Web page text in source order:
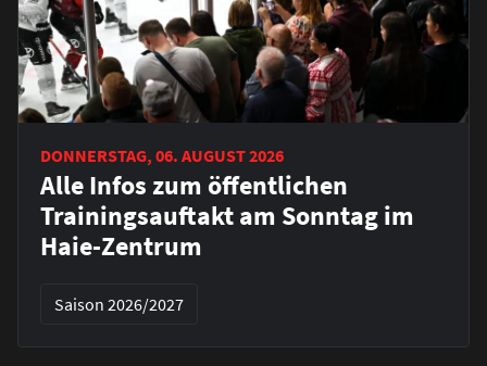
DONNERSTAG, 06. AUGUST 2026
Alle Infos zum öffentlichen
Trainingsauftakt am Sonntag im
Haie-Zentrum
Saison 2026/2027